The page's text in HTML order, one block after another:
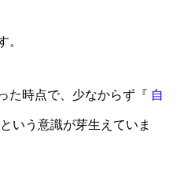
。
た時点で、少なからず『 自
という意識が芽生えていま